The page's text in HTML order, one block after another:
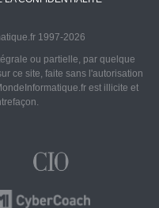
1997-2026
ou partielle, par quelque
ce site, faite sans l'autorisation
est illicite et